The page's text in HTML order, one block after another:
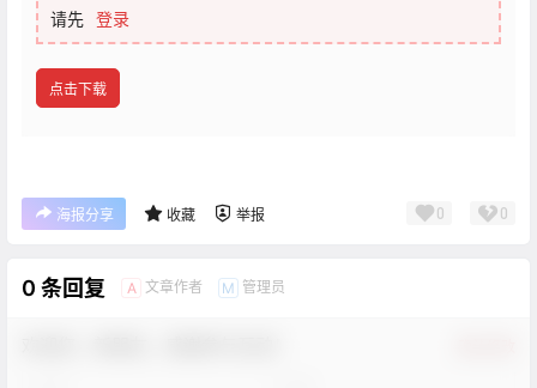
请先 登录
点击下载
海报分享 收藏 举报 0 0
0 条回复 A 文章作者 M 管理员